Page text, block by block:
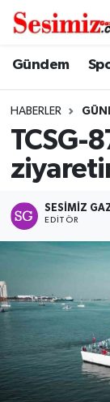
Gündem
HABERLER
TCSG-
SESIMIZ
EDITÖR
Dünya
Ekonomi
Gündem
Politika
Sağlık
Spor
Nöbetçi
Hava
Namaz
Süper Lig
Son
Haber